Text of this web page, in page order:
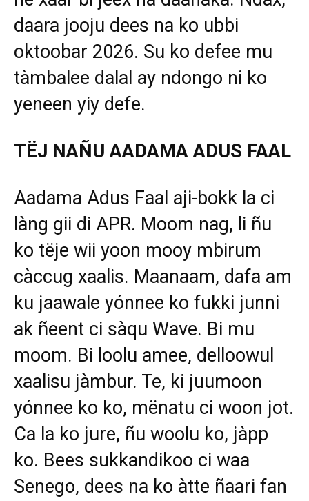
daara jooju dees na ko ubbi
oktoobar 2026. Su ko defee mu
tàmbalee dalal ay ndongo ni ko
yeneen yiy defe.
TËJ NAÑU AADAMA ADUS FAAL
Aadama Adus Faal aji-bokk la ci
làng gii di APR. Moom nag, li ñu
ko tëje wii yoon mooy mbirum
càccug xaalis. Maanaam, dafa am
ku jaawale yónnee ko fukki junni
ak ñeent ci sàqu Wave. Bi mu
moom. Bi loolu amee, delloowul
xaalisu jàmbur. Te, ki juumoon
yónnee ko ko, mënatu ci woon jot.
Ca la ko jure, ñu woolu ko, jàpp
ko. Bees sukkandikoo ci waa
Senego, dees na ko àtte ñaari fan